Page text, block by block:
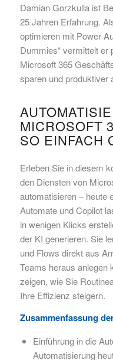
Damian Gorzkulla ist
25 Jahren Erfahrung.
optimieren mit Power
Dummies“ vermittelt
Microsoft 365
sparen und produktiver
MICROSOFT
SO EINFACH
Erleben Sie in diesem
den Diensten von
automatisieren – heute
Automate und Copilot
in wenigen Klicks
der KI generieren. Sie
und Flows direkt aus
Teams heraus anlegen
zeigen, wie Sie
Ihre Effizienz steigern.
Zusammenfassung
Einführung in die
Automatisierung